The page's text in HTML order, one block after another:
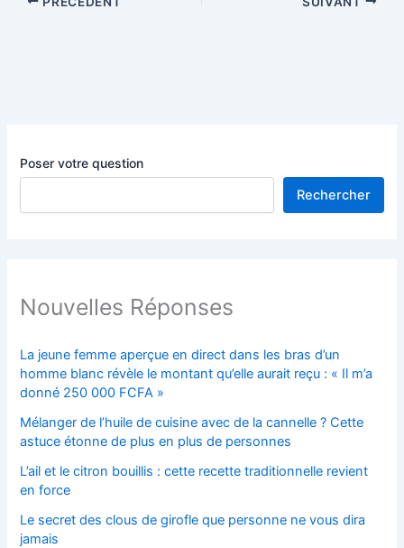
Poser votre question
Rechercher
Nouvelles Réponses
La jeune femme aperçue en direct dans les bras d’un
homme blanc révèle le montant qu’elle aurait reçu : « Il m’a
donné 250 000 FCFA »
Mélanger de l’huile de cuisine avec de la cannelle ? Cette
astuce étonne de plus en plus de personnes
L’ail et le citron bouillis : cette recette traditionnelle revient
en force
Le secret des clous de girofle que personne ne vous dira
jamais